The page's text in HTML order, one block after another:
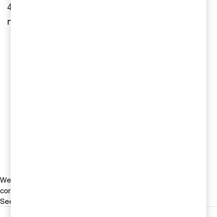
4, i kategorin Business/Economics – en ökning
med 33 placeringar sedan 2022.
We help you meet tomorrow’s tech demands
compete at a speed that rewrites the rules
See how